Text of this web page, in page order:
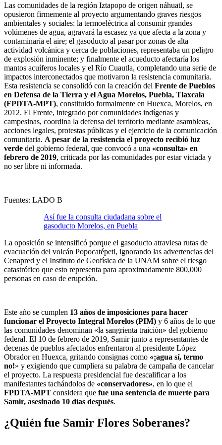
Las comunidades de la región Iztapopo de origen náhuatl, se
opusieron firmemente al proyecto argumentando graves riesgos
ambientales y sociales: la termoeléctrica al consumir grandes
volúmenes de agua, agravará la escasez ya que afecta a la zona y
contaminaría el aire; el gasoducto al pasar por zonas de alta
actividad volcánica y cerca de poblaciones, representaba un peligro
de explosión inminente; y finalmente el acueducto afectaría los
mantos acuíferos locales y el Río Cuautla, completando una serie de
impactos interconectados que motivaron la resistencia comunitaria.
Esta resistencia se consolidó con la creación del Frente de Pueblos
en Defensa de la Tierra y el Agua Morelos, Puebla, Tlaxcala
(FPDTA-MPT), constituido formalmente en Huexca, Morelos, en
2012. El Frente, integrado por comunidades indígenas y
campesinas, coordina la defensa del territorio mediante asambleas,
acciones legales, protestas públicas y el ejercicio de la comunicación
comunitaria. A pesar de la resistencia el proyecto recibió luz
verde del gobierno federal, que convocó a una «consulta» en
febrero de 2019, criticada por las comunidades por estar viciada y
no ser libre ni informada.
Fuentes: LADO B
Así fue la consulta ciudadana sobre el
gasoducto Morelos, en Puebla
La oposición se intensificó porque el gasoducto atraviesa rutas de
evacuación del volcán Popocatépetl, ignorando las advertencias del
Cenapred y el Instituto de Geofísica de la UNAM sobre el riesgo
catastrófico que esto representa para aproximadamente 800,000
personas en caso de erupción.
Este año se cumplen 13 años de imposiciones para hacer
funcionar el Proyecto Integral Morelos (PIM) y 6 años de lo que
las comunidades denominan «la sangrienta traición» del gobierno
federal. El 10 de febrero de 2019, Samir junto a representantes de
decenas de pueblos afectados enfrentaron al presidente López
Obrador en Huexca, gritando consignas como «¡agua sí, termo
no!» y exigiendo que cumpliera su palabra de campaña de cancelar
el proyecto. La respuesta presidencial fue descalificar a los
manifestantes tachándolos de «conservadores», en lo que el
FPDTA-MPT considera que fue una sentencia de muerte para
Samir, asesinado 10 días después.
¿Quién fue Samir Flores Soberanes?